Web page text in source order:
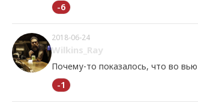
-6
2018-06-24
Wilkins_Ray
Почему-то показалось, что во
-1